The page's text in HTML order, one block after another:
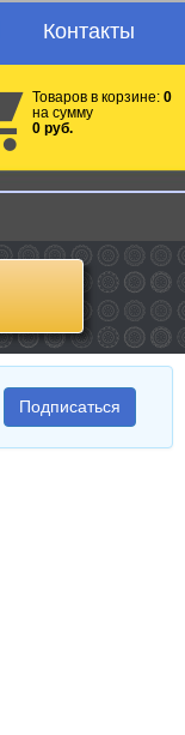
Контакты
Товаров в корзине: 0
на сумму
0 руб.
Подписаться